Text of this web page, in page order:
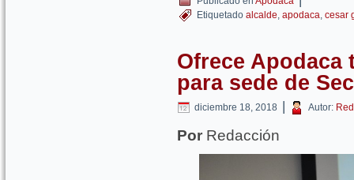
Etiquetado alcalde, apodaca, cesar
Ofrece Apodaca
para sede de
diciembre 18, 2018 | Autor:
Por Redacción